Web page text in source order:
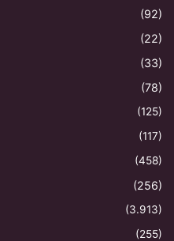
(92)
(22)
(33)
(78)
(125)
(117)
(458)
(256)
(3.913)
(255)